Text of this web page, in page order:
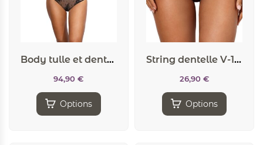
Body tulle et dentelle noir V-9900 – Axami
94,90 €
Options
String dentelle V-10028 – Axami
26,90 €
Options